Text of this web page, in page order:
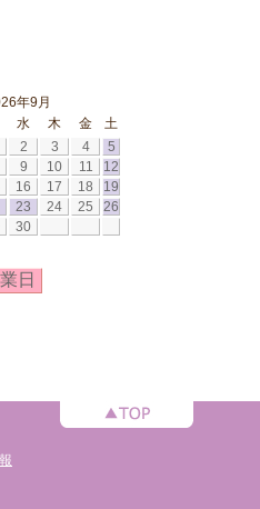
年9月
水 木 金
土
2 3 4
5
9 10 11
12
16 17 18
19
23 24 25
26
30
日